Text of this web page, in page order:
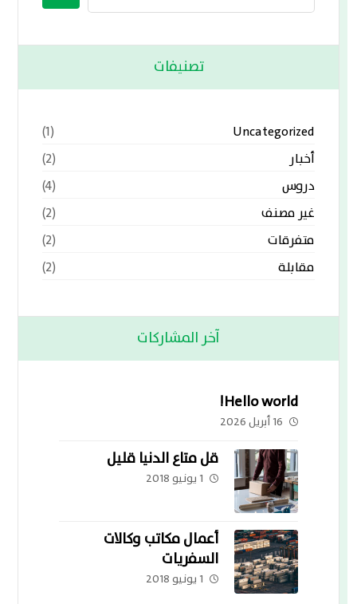
تصنيفات
Uncategorized
(1)
أخبار
(2)
دروس
(4)
غير مصنف
(2)
متفرقات
(2)
مقابلة
(2)
آخر المشاركات
Hello world!
16 أبريل 2026
قل متاع الدنيا قليل
1 يونيو 2018
أعمال مكاتب وكالات
السفريات
1 يونيو 2018